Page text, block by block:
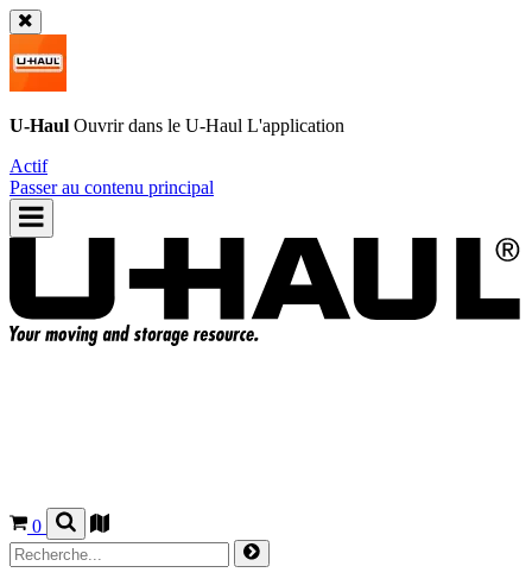
U-Haul Ouvrir dans le U-Haul L'application
Actif
Passer au contenu principal
0